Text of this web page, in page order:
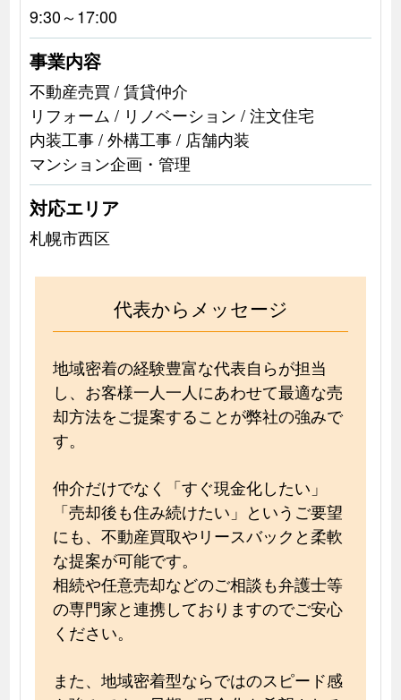
9:30～17:00
事業内容
不動産売買 / 賃貸仲介
リフォーム / リノベーション / 注文住宅
内装工事 / 外構工事 / 店舗内装
マンション企画・管理
対応エリア
札幌市西区
代表からメッセージ
地域密着の経験豊富な代表自らが担当
し、お客様一人一人にあわせて最適な売
却方法をご提案することが弊社の強みで
す。
仲介だけでなく「すぐ現金化したい」
「売却後も住み続けたい」というご要望
にも、不動産買取やリースバックと柔軟
な提案が可能です。
相続や任意売却などのご相談も弁護士等
の専門家と連携しておりますのでご安心
ください。
また、地域密着型ならではのスピード感